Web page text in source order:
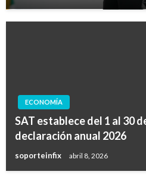
ECONOMÍA
SAT establece del 1 al 30
declaración anual 2026
soporteinfix abril 8, 2026